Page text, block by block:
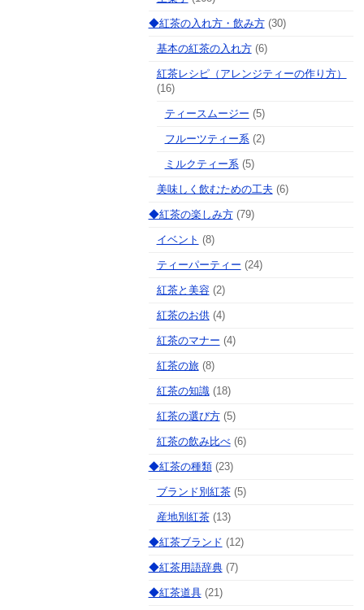
◆紅茶の入れ方・飲み方(30)
基本の紅茶の入れ方(6)
紅茶レシピ（アレンジティーの作り方）
(16)
ティースムージー (5)
フルーツティー系 (2)
ミルクティー系 (5)
美味しく飲むための工夫 (6)
◆紅茶の楽しみ方(79)
イベント (8)
ティーパーティー (24)
紅茶と美容(2)
紅茶のお供(4)
紅茶のマナー (4)
紅茶の旅(8)
紅茶の知識(18)
紅茶の選び方(5)
紅茶の飲み比べ(6)
◆紅茶の種類(23)
ブランド別紅茶(5)
産地別紅茶(13)
◆紅茶ブランド (12)
◆紅茶用語辞典(7)
◆紅茶道具(21)